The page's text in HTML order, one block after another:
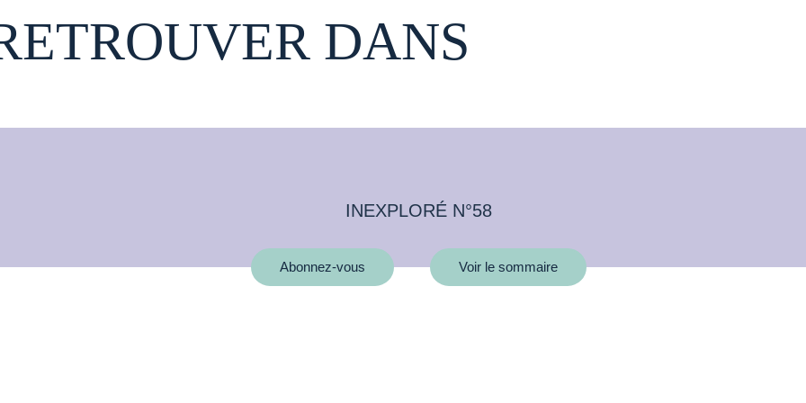
DANS
INEXPLORÉ N°58
Abonnez-vous Voir le sommaire